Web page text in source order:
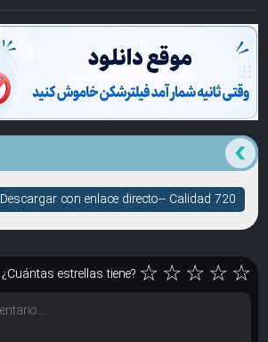
Descargar con enlace directo-- Calidad 720
¿Cuántas estrellas tiene? ☆☆☆☆☆